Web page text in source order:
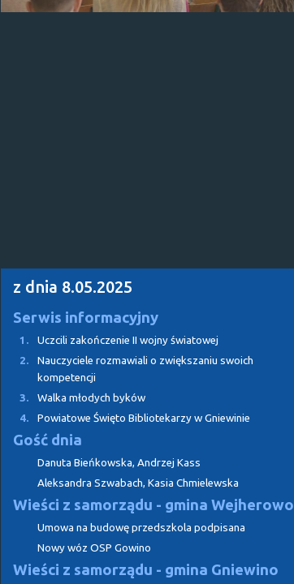
z dnia 8.05.2025
Serwis informacyjny
1.
Uczcili zakończenie II wojny światowej
2.
Nauczyciele rozmawiali o zwiększaniu swoich
kompetencji
3.
Walka młodych byków
4.
Powiatowe Święto Bibliotekarzy w Gniewinie
Gość dnia
Danuta Bieńkowska, Andrzej Kass
Aleksandra Szwabach, Kasia Chmielewska
Wieści z samorządu - gmina Wejherowo
Umowa na budowę przedszkola podpisana
Nowy wóz OSP Gowino
Wieści z samorządu - gmina Gniewino